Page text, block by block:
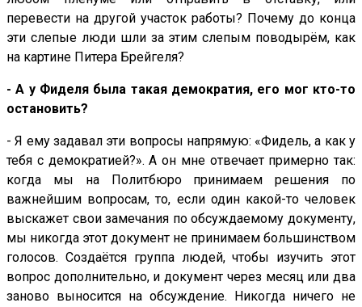
перевести на другой участок работы? Почему до конца
эти слепые люди шли за этим слепым поводырём, как
на картине Питера Брейгеля?
- А у Фиделя была такая демократия, его мог кто-то
остановить?
- Я ему задавал эти вопросы напрямую: «Фидель, а как у
тебя с демократией?». А он мне отвечает примерно так:
когда мы на Политбюро принимаем решения по
важнейшим вопросам, то, если один какой-то человек
выскажет свои замечания по обсуждаемому документу,
мы никогда этот документ не принимаем большинством
голосов. Создаётся группа людей, чтобы изучить этот
вопрос дополнительно, и документ через месяц или два
заново выносится на обсуждение. Никогда ничего не